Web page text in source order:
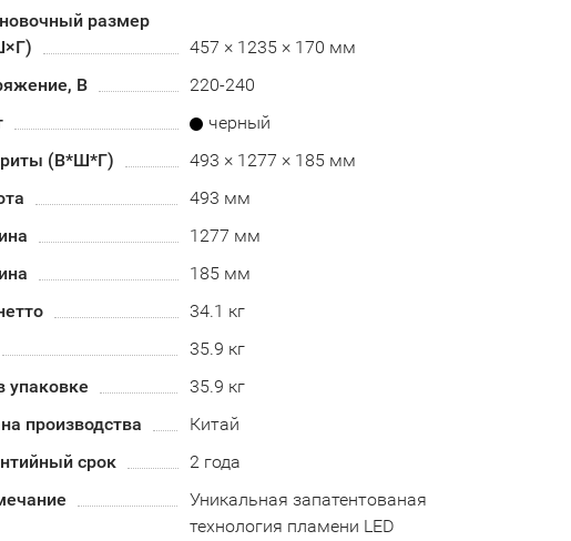
размер
457 × 1235 × 170 мм
В
220-240
черный
(В*Ш*Г)
493 × 1277 × 185 мм
493 мм
1277 мм
185 мм
34.1 кг
35.9 кг
упаковке
35.9 кг
производства
Китай
срок
2 года
Уникальная запатентованая
технология пламени LED